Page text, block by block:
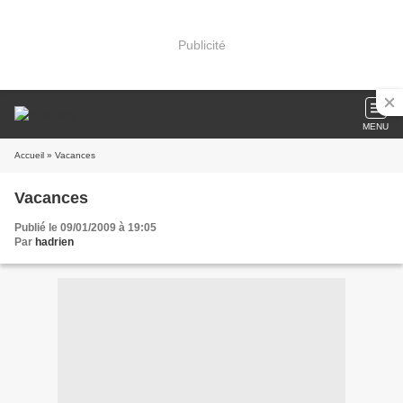
Publicité
MENU
Accueil » Vacances
Vacances
Publié le 09/01/2009 à 19:05
Par hadrien